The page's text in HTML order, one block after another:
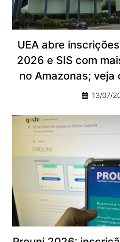
UEA abre
2026 e SIS com
no Amazonas;
13/07/